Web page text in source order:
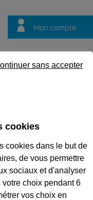
Mon compte
questions
AÉRO-
EN
cookies
cookies dans le but de
de vous permettre
sociaux et d'analyser
choix pendant 6
vos choix en
sans accepter